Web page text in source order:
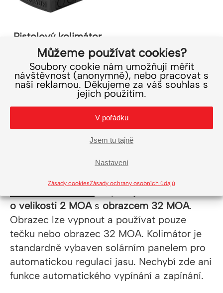
Můžeme používat cookies?
Soubory cookie nám umožňují měřit
návštěvnost (anonymně), nebo pracovat s
naší reklamou. Děkujeme za váš souhlas s
jejich použitím.
V pořádku
Jsem tu tajně
Nastavení
Zásady cookiesZásady ochrany osobních údajů
Pistolový kolimátor
Holosun HE508T RD
X2
11 990Kč
9 909Kčbez DPH
Tečka o velikosti 2
o velikosti 2 MOAs obrazcem 32 MOA.
Obrazec lze vypnout a používat pouze
tečku nebo obrazec 32 MOA. Kolimátor je
standardně vybaven solárním panelem pro
automatickou regulaci jasu. Nechybí zde ani
funkce automatického vypínání a zapínání.